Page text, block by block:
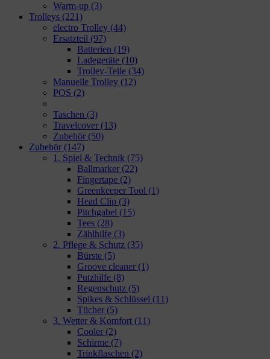
Warm-up (3)
Trolleys (221)
electro Trolley (44)
Ersatzteil (97)
Batterien (19)
Ladegeräte (10)
Trolley-Teile (34)
Manuelle Trolley (12)
POS (2)
Taschen (3)
Travelcover (13)
Zubehör (50)
Zubehör (147)
1. Spiel & Technik (75)
Ballmarker (22)
Fingertape (2)
Greenkeeper Tool (1)
Head Clip (3)
Pitchgabel (15)
Tees (28)
Zählhilfe (3)
2. Pflege & Schutz (35)
Bürste (5)
Groove cleaner (1)
Putzhilfe (8)
Regenschutz (5)
Spikes & Schlüssel (11)
Tücher (5)
3. Wetter & Komfort (11)
Cooler (2)
Schirme (7)
Trinkflaschen (2)